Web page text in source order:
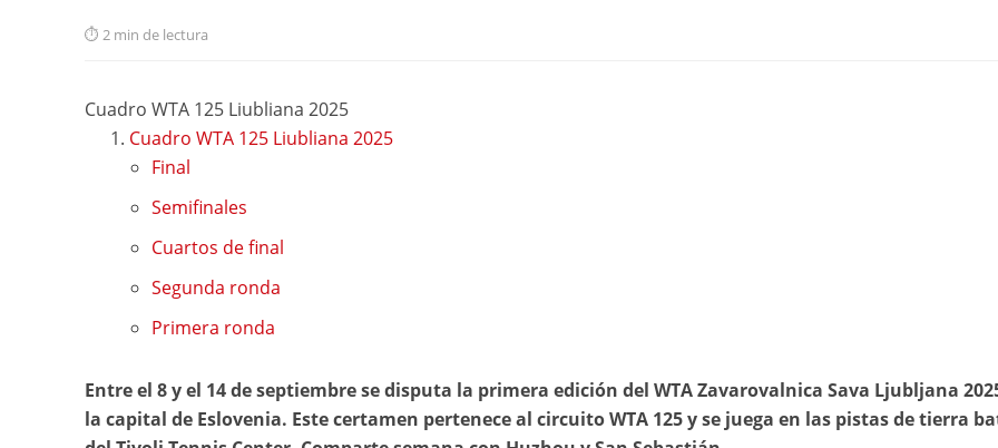
2 min de lectura
Cuadro WTA 125 Liubliana 2025
Cuadro WTA 125 Liubliana 2025
Final
Semifinales
Cuartos de final
Segunda ronda
Primera ronda
Entre el 8 y el 14 de septiembre se disputa la primera edición del WTA Zavarovalnica Sava Ljubljana
la capital de Eslovenia. Este certamen pertenece al circuito WTA 125 y se juega en las pistas de tierra